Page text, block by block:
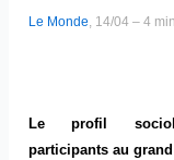
Le Monde , 14/04 – 4 min
Le profil
participants au